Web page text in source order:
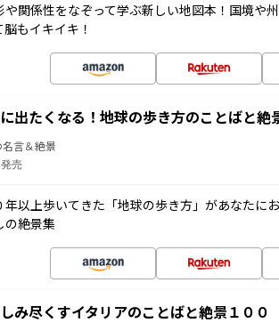
や関係性をなぞって学ぶ新しい地図本！国境や
もイキイキ！
出たくなる！地球の歩き方のことばと絶
名言＆絶景
売
年以上歩いてきた「地球の歩き方」があなたに
の絶景集
み尽くすイタリアのことばと絶景１００